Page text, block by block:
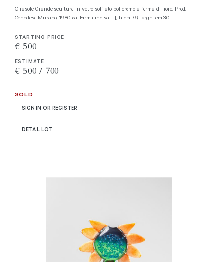
Girasole Grande scultura in vetro soffiato policromo a forma di fiore. Prod.
Cenedese Murano, 1980 ca. Firma incisa [..], h cm 76, largh. cm 30
STARTING PRICE
€ 500
ESTIMATE
€ 500 / 700
SOLD
SIGN IN OR REGISTER
DETAIL LOT